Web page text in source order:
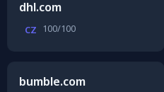
dhl.com
CZ 100/100
bumble.com